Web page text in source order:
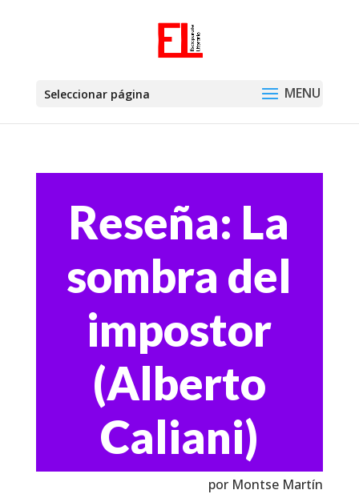
Seleccionar página
Reseña: La
sombra del
impostor
(Alberto
Caliani)
por Montse Martín